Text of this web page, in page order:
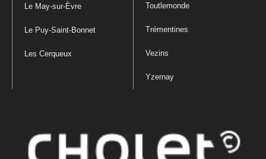
Le May-sur-Èvre
Le Puy-Saint-Bonnet
Les Cerqueux
Toutlemonde
Trémentines
Vezins
Yzernay